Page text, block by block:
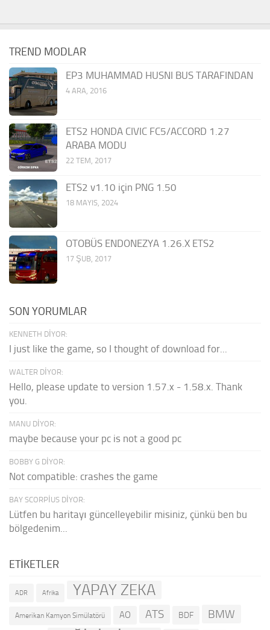
TREND MODLAR
EP3 MUHAMMAD HUSNI BUS TARAFINDAN
4 ARA, 2016
ETS2 HONDA CIVIC FC5/ACCORD 1.27
ARABA MODU
22 TEM, 2017
ETS2 v1.10 için PNG 1.50
18 MAYIS, 2024
OTOBÜS ENDONEZYA 1.26.X ETS2
17 ŞUB, 2017
SON YORUMLAR
KENNETH DIYOR:
I just like the game, so I thought of download for...
WALTER DIYOR:
Hello, please update to version 1.57.x - 1.58.x. Thank
you.
MANU DIYOR:
maybe because your pc is not a good pc
BOBBY G DIYOR:
Not compatible: crashes the game
BAY SCORPIUS DIYOR:
Lütfen bu haritayı güncelleyebilir misiniz, çünkü ben bu
bölgedenim...
ETIKETLER
ADR Afrika YAPAY ZEKA
Amerikan Kamyon Simülatörü AO ATS BDF BMW